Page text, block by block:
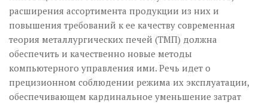
расширения ассортимента продукции из них и
повышения требований к ее качеству современная
теория металлургических печей (ТМП) должна
обеспечить и качественно новые методы
компьютерного управления ими. Речь идет о
прецизионном соблюдении режима их эксплуатации,
обеспечивающем кардинальное уменьшение затрат